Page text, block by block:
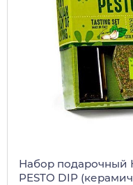
Набор подарочный Набор подарочный
PESTO DIP